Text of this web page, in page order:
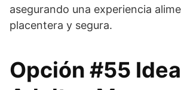
asegurando una experiencia
placentera y segura.
Opción #55